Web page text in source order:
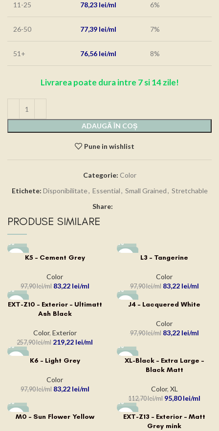
11-25 78,23 lei 6%
26-50 77,39 lei 7%
51+ 76,56 lei 8%
Livrarea poate dura intre 7 si 14 zile!
ADAUGĂ ÎN COȘ
Pune in wishlist
Categorie: Color
Etichete: Disponibilitate, Essential, Small Grained, Stretchable
Share:
PRODUSE SIMILARE
-15%K5 – Cement Grey
Color
97,90lei 83,22 lei
-15% L3 – Tangerine
Color
97,90lei 83,22 lei
-15%
EXT-Z10 – Exterior – Ultimatt
Ash Black
Color, Exterior
257,90lei 219,22 lei
-15%J4 – Lacquered White
Color
97,90lei 83,22 lei
-15% K6 – Light Grey
Color
97,90lei 83,22 lei
-15%
XL-Black – Extra Large –
Black Matt
Color, XL
112,70lei 95,80lei
-15%
M0 – Sun Flower Yellow -15%
EXT-Z13 – Exterior – Matt
Grey mink